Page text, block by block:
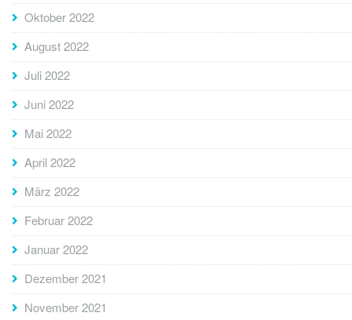
Oktober 2022
August 2022
Juli 2022
Juni 2022
Mai 2022
April 2022
März 2022
Februar 2022
Januar 2022
Dezember 2021
November 2021